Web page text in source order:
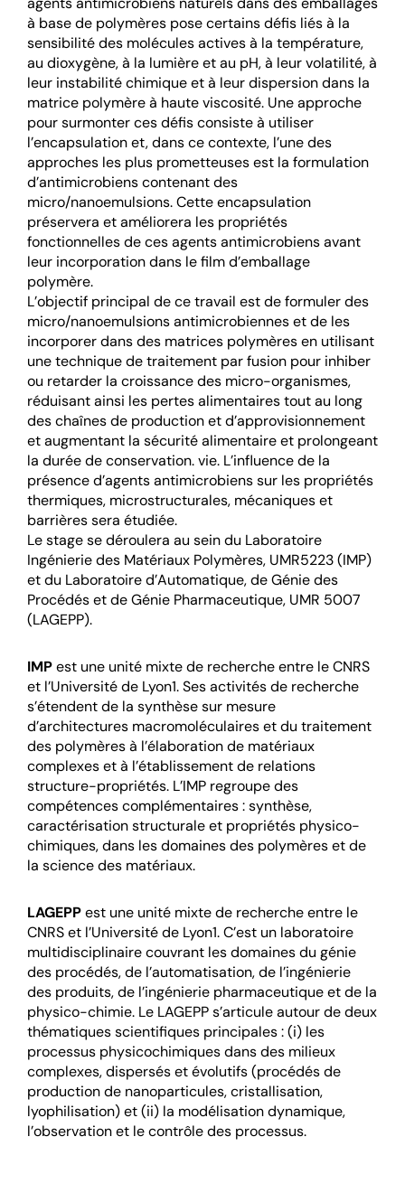
à base de polymères pose certains défis liés à la
sensibilité des molécules actives à la température,
au dioxygène, à la lumière et au pH, à leur volatilité, à
leur instabilité chimique et à leur dispersion dans la
matrice polymère à haute viscosité. Une approche
pour surmonter ces défis consiste à utiliser
l’encapsulation et, dans ce contexte, l’une des
approches les plus prometteuses est la formulation
d’antimicrobiens contenant des
micro/nanoemulsions. Cette encapsulation
préservera et améliorera les propriétés
fonctionnelles de ces agents antimicrobiens avant
leur incorporation dans le film d’emballage
polymère.
L’objectif principal de ce travail est de formuler des
micro/nanoemulsions antimicrobiennes et de les
incorporer dans des matrices polymères en utilisant
une technique de traitement par fusion pour inhiber
ou retarder la croissance des micro-organismes,
réduisant ainsi les pertes alimentaires tout au long
des chaînes de production et d’approvisionnement
et augmentant la sécurité alimentaire et prolongeant
la durée de conservation. vie. L’influence de la
présence d’agents antimicrobiens sur les propriétés
thermiques, microstructurales, mécaniques et
barrières sera étudiée.
Le stage se déroulera au sein du Laboratoire
Ingénierie des Matériaux Polymères, UMR5223 (IMP)
et du Laboratoire d’Automatique, de Génie des
Procédés et de Génie Pharmaceutique, UMR 5007
(LAGEPP).
IMPest une unité mixte de recherche entre le CNRS
et l’Université de Lyon1. Ses activités de recherche
s’étendent de la synthèse sur mesure
d’architectures macromoléculaires et du traitement
des polymères à l’élaboration de matériaux
complexes et à l’établissement de relations
structure-propriétés. L’IMP regroupe des
compétences complémentaires : synthèse,
caractérisation structurale et propriétés physico-
chimiques, dans les domaines des polymères et de
la science des matériaux.
LAGEPPest une unité mixte de recherche entre le
CNRS et l’Université de Lyon1. C’est un laboratoire
multidisciplinaire couvrant les domaines du génie
des procédés, de l’automatisation, de l’ingénierie
des produits, de l’ingénierie pharmaceutique et de la
physico-chimie. Le LAGEPP s’articule autour de deux
thématiques scientifiques principales : (i) les
processus physicochimiques dans des milieux
complexes, dispersés et évolutifs (procédés de
production de nanoparticules, cristallisation,
lyophilisation) et (ii) la modélisation dynamique,
l’observation et le contrôle des processus.